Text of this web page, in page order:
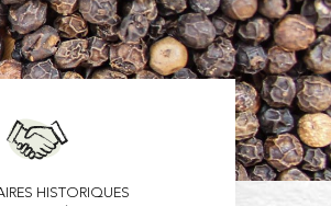
HISTORIQUES